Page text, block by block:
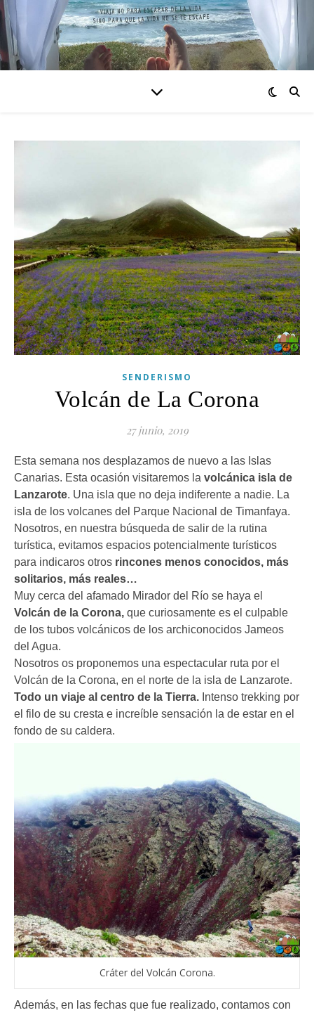
SENDERISMO
Volcán de La Corona
27 junio, 2019
Esta semana nos desplazamos de nuevo a las Islas
Canarias. Esta ocasión visitaremos la volcánica isla de
Lanzarote. Una isla que no deja indiferente a nadie. La
isla de los volcanes del Parque Nacional de Timanfaya.
Nosotros, en nuestra búsqueda de salir de la rutina
turística, evitamos espacios potencialmente turísticos
para indicaros otros rincones menos conocidos, más
solitarios, más reales…
Muy cerca del afamado Mirador del Río se haya el
Volcán de la Corona, que curiosamente es el culpable
de los tubos volcánicos de los archiconocidos Jameos
del Agua.
Nosotros os proponemos una espectacular ruta por el
Volcán de la Corona, en el norte de la isla de Lanzarote.
Todo un viaje al centro de la Tierra. Intenso trekking por
el filo de su cresta e increíble sensación la de estar en el
fondo de su caldera.
Cráter del Volcán Corona.
Además, en las fechas que fue realizado, contamos con